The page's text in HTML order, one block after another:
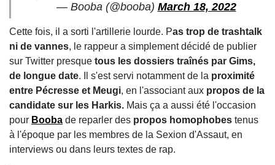
— Booba (@booba) March 18, 2022
Cette fois, il a sorti l'artillerie lourde. Pas trop de trashtalk
ni de vannes, le rappeur a simplement décidé de publier
sur Twitter presque tous les dossiers traînés par Gims,
de longue date. Il s'est servi notamment de la proximité
entre Pécresse et Meugi, en l'associant aux propos de la
candidate sur les Harkis. Mais ça a aussi été l'occasion
pour Booba de reparler des propos homophobes tenus
à l'époque par les membres de la Sexion d'Assaut, en
interviews ou dans leurs textes de rap.